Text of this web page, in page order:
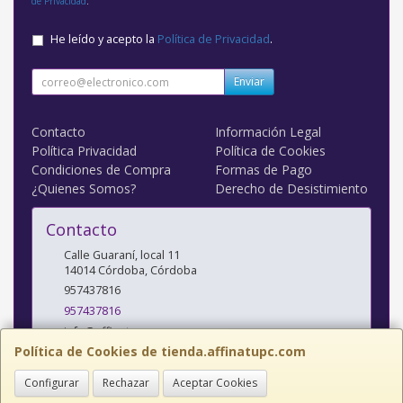
Política de Cookies de tienda.affinatupc.com
Configurar Rechazar Aceptar Cookies
He leído y acepto la Política de Privacidad.
Enviar
Contacto
Información Legal
Política Privacidad
Política de Cookies
Condiciones de Compra
Formas de Pago
¿Quienes Somos?
Derecho de Desistimiento
Contacto
Calle Guaraní, local 11
14014 Córdoba, Córdoba
957437816
957437816
info@affinatupc.com
Horario